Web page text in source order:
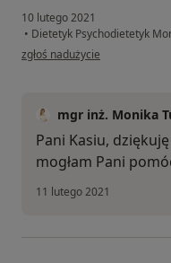
10 lutego 2021
• Dietetyk Psychodietetyk
w opinii użytkownika Katarzyna
zgłoś nadużycie
mgr inż. Monika
Pani Kasiu,
mogłam Pani
11 lutego 2021